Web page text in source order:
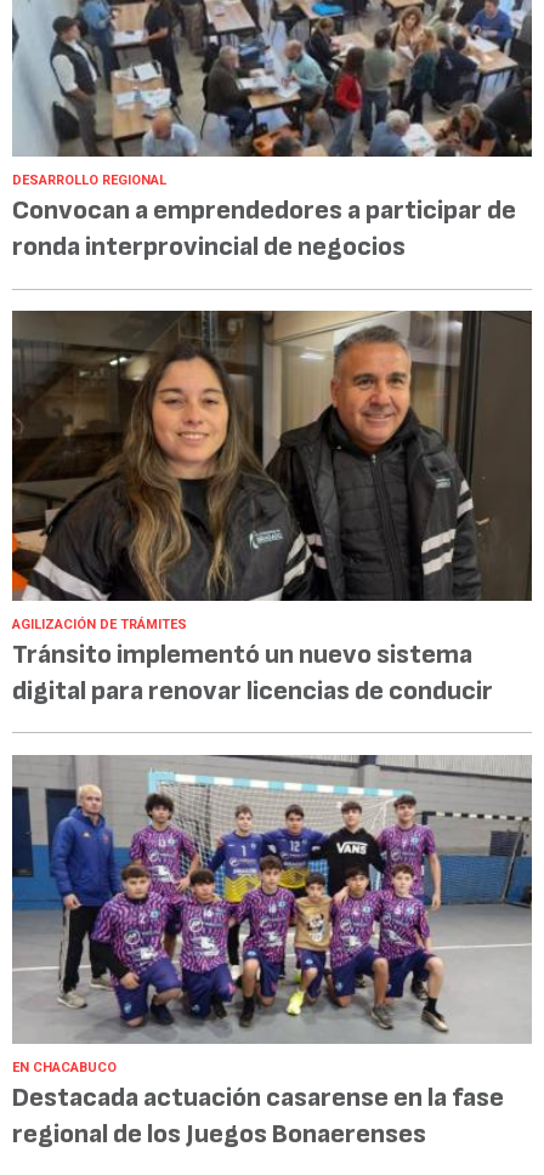
DESARROLLO REGIONAL
Convocan a emprendedores a participar de
ronda interprovincial de negocios
AGILIZACIÓN DE TRÁMITES
Tránsito implementó un nuevo sistema
digital para renovar licencias de conducir
EN CHACABUCO
Destacada actuación casarense en la fase
regional de los Juegos Bonaerenses